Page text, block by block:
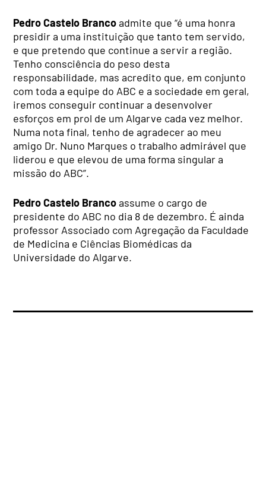
Pedro Castelo Brancoadmite que “é uma honra
presidir a uma instituição que tanto tem servido,
e que pretendo que continue a servir a região.
Tenho consciência do peso desta
responsabilidade, mas acredito que, em conjunto
com toda a equipe do ABC e a sociedade em geral,
iremos conseguir continuar a desenvolver
esforços em prol de um Algarve cada vez melhor.
Numa nota final, tenho de agradecer ao meu
amigo Dr. Nuno Marques o trabalho admirável que
liderou e que elevou de uma forma singular a
missão do ABC”.
Pedro Castelo Brancoassume o cargo de
presidente do ABC no dia 8 de dezembro. É ainda
professor Associado com Agregação da Faculdade
de Medicina e Ciências Biomédicas da
Universidade do Algarve.